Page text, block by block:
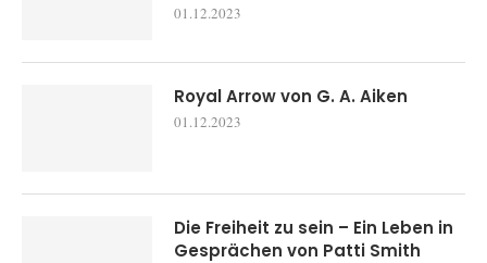
01.12.2023
Royal Arrow von G. A. Aiken
01.12.2023
Die Freiheit zu sein – Ein Leben in
Gesprächen von Patti Smith